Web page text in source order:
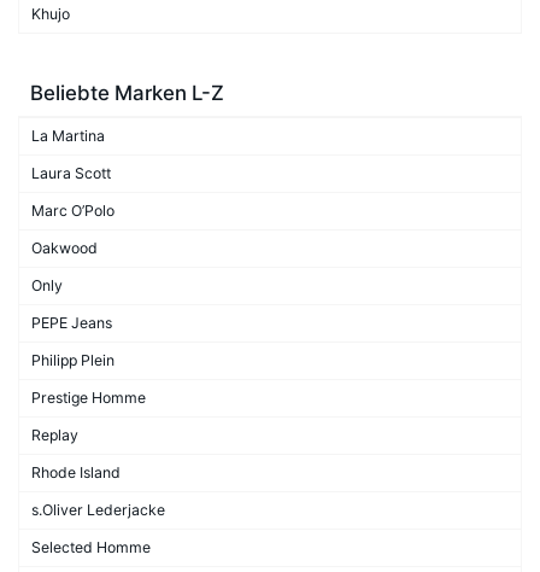
Khujo
Beliebte Marken L-Z
La Martina
Laura Scott
Marc O’Polo
Oakwood
Only
PEPE Jeans
Philipp Plein
Prestige Homme
Replay
Rhode Island
s.Oliver Lederjacke
Selected Homme